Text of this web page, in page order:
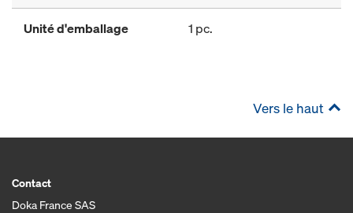
Unité d'emballage 1 pc.
Vers le haut
Contact
Doka France SAS